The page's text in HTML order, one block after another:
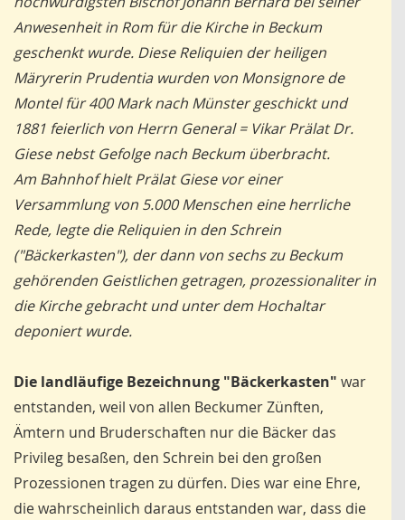
Anwesenheit in Rom für die Kirche in Beckum
geschenkt wurde. Diese Reliquien der heiligen
Märyrerin Prudentia wurden von Monsignore de
Montel für 400 Mark nach Münster geschickt und
1881 feierlich von Herrn General = Vikar Prälat Dr.
Giese nebst Gefolge nach Beckum überbracht.
Am Bahnhof hielt Prälat Giese vor einer
Versammlung von 5.000 Menschen eine herrliche
Rede, legte die Reliquien in den Schrein
("Bäckerkasten"), der dann von sechs zu Beckum
gehörenden Geistlichen getragen, prozessionaliter in
die Kirche gebracht und unter dem Hochaltar
deponiert wurde.
Die landläufige Bezeichnung "Bäckerkasten" war
entstanden, weil von allen Beckumer Zünften,
Ämtern und Bruderschaften nur die Bäcker das
Privileg besaßen, den Schrein bei den großen
Prozessionen tragen zu dürfen. Dies war eine Ehre,
die wahrscheinlich daraus entstanden war, dass die